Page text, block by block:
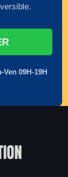
Ven 09H-19H